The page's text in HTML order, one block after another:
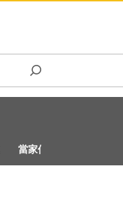
當家似乎很遠